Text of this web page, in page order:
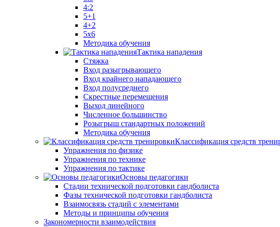
4:2
5+1
4+2
5x6
Методика обучения
Тактика нападения
Стяжка
Вход разыгрывающего
Вход крайнего нападающего
Вход полусреднего
Скрестные перемещения
Выход линейного
Численное большинство
Розыгрыш стандартных положений
Методика обучения
Классификация средств
Упражнения по физике
Упражнения по технике
Упражнения по тактике
Основы педагогики
Стадии технической подготовки гандболиста
Фазы технической подготовки гандболиста
Взаимосвязь стадий с элементами
Методы и принципы обучения
Закономерности взаимодействия